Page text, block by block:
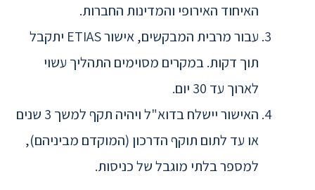
האיחוד האירופי והמדינות החברות.
עבור מרבית המבקשים, אישור ETIAS יתקבל
תוך דקות. במקרים מסוימים התהליך עשוי
לארוך עד 30 יום.
האישור יישלח בדוא"ל ויהיה תקף למשך 3 שנים
או עד לתום תוקף הדרכון (המוקדם מביניהם),
למספר בלתי מוגבל של כניסות.